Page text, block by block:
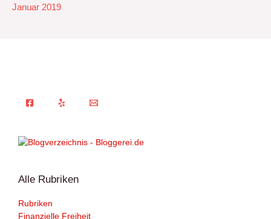
Januar 2019
Alle Rubriken
Rubriken
Finanzielle Freiheit